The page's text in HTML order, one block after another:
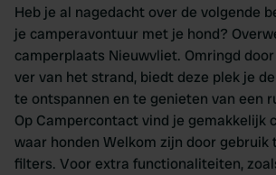
Heb je al nagedacht over de volgende
je camperavontuur met je hond?
camperplaats Nieuwvliet. Omringd
ver van het strand, biedt deze plek je
te ontspannen en te genieten van een
Op Campercontact vind je gemakkelijk
waar honden Welkom zijn door gebruik
filters. Voor extra functionaliteiten,